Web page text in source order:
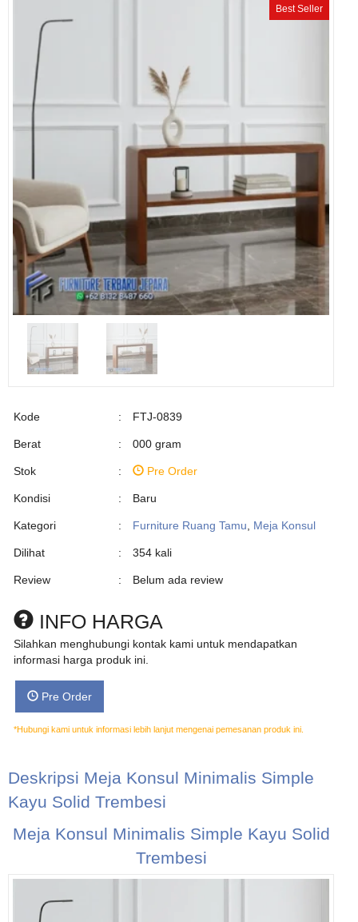
Best Seller
Kode : FTJ-0839
Berat : 000 gram
Stok : Pre Order
Kondisi : Baru
Kategori : Furniture Ruang Tamu Meja Konsul
Dilihat : 354 kali
Review : Belum ada review
INFO HARGA
Silahkan menghubungi kontak kami untuk mendapatkan
informasi harga produk ini.
Pre Order
*Hubungi kami untuk informasi lebih lanjut mengenai pemesanan produk ini.
Deskripsi Meja Konsul Minimalis Simple
Kayu Solid Trembesi
Meja Konsul Minimalis Simple Kayu Solid
Trembesi